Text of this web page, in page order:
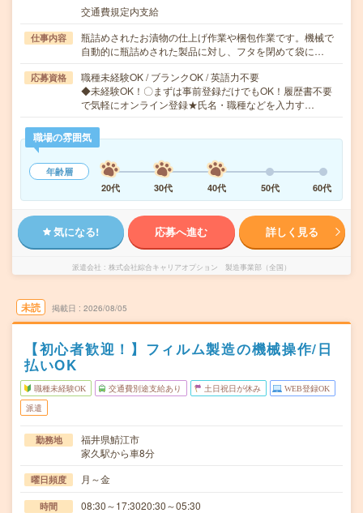
交通費規定内支給
仕事内容
瓶詰めされたお漬物の仕上げ作業や梱包作業です。機械で
自動的に瓶詰めされた製品に対し、フタを閉めて袋に…
応募資格
職種未経験OK / ブランクOK / 英語力不要
◆未経験OK！〇まずは事前登録だけでもOK！履歴書不要
で気軽にオンライン登録★氏名・職種などを入力す…
職場の雰囲気
年齢層
20代
30代 40代 50代 60代
気になる! 応募へ進む 詳しく見る
派遣会社 株式会社綜合キャリアオプション 製造事業部（全国）
未読 掲載日 2026/08/05
【初心者歓迎！】フィルム製造の機械操作/日
払いOK
職種未経験OK 交通費別途支給あり 土日祝日が休み WEB登録OK
派遣
勤務地
福井県鯖江市
家久駅から車8分
曜日頻度 月～金
時間 08:30～17:3020:30～05:30